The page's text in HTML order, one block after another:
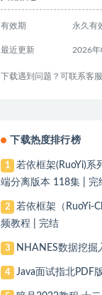
有效期 永久有
最近更新 2026年
下载遇到问题？可联系客
下载热度排行榜
1
若依框架(RuoYi)系
端分离版本 118集 | 完
2
若依框架（RuoYi-
频教程 | 完结
3 NHANES数据挖掘
4 Java面试指北PDF版